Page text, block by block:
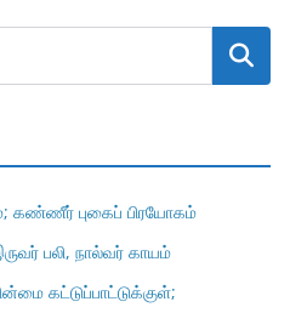
Search
கண்ணீர் புகைப் பிரயோகம்
பலி, நால்வர் காயம்
கட்டுப்பாட்டுக்குள்;